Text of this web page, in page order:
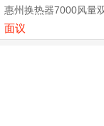
惠州换热器7000风量
面议